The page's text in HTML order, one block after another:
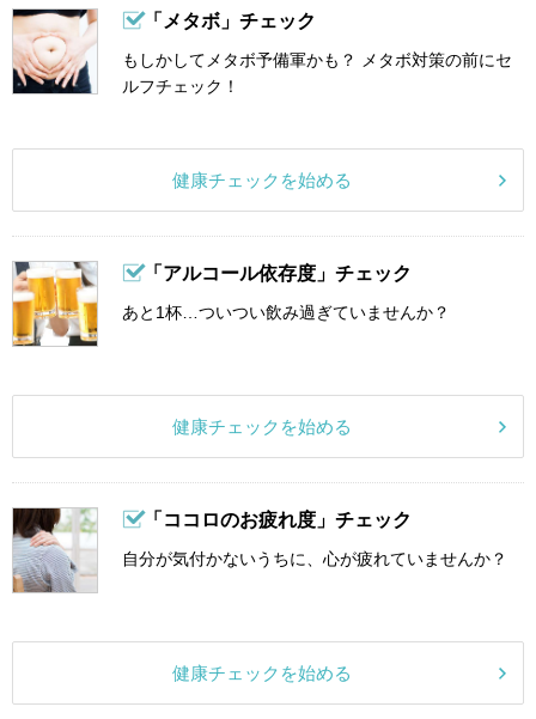
「メタボ」チェック
もしかしてメタボ予備軍かも？ メタボ対策の前にセ
ルフチェック！
健康チェックを始める
「アルコール依存度」チェック
あと1杯…ついつい飲み過ぎていませんか？
健康チェックを始める
「ココロのお疲れ度」チェック
自分が気付かないうちに、心が疲れていませんか？
健康チェックを始める